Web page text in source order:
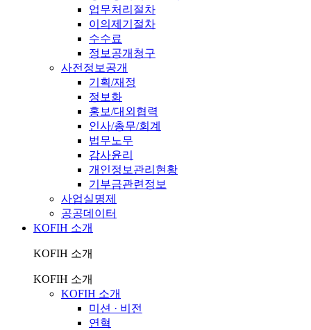
업무처리절차
이의제기절차
수수료
정보공개청구
사전정보공개
기획/재정
정보화
홍보/대외협력
인사/총무/회계
법무노무
감사윤리
개인정보관리현황
기부금관련정보
사업실명제
공공데이터
KOFIH 소개
KOFIH 소개
KOFIH 소개
KOFIH 소개
미션 · 비전
연혁